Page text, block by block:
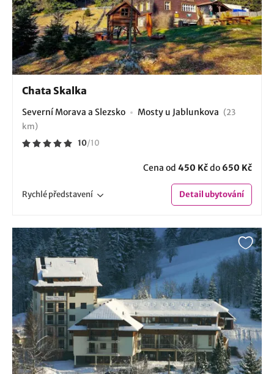
Chata Skalka
Severní Morava a Slezsko Mosty u Jablunkova (23
km)
10/10
Cena od 450 Kčdo 650 Kč
Rychlépředstavení Detailubytování